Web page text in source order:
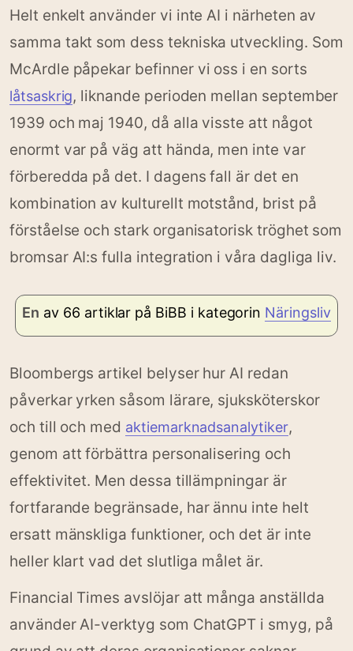
Helt enkelt använder vi inte AI i närheten av
samma takt som dess tekniska utveckling. Som
McArdle påpekar befinner vi oss i en sorts
låtsaskrig, liknande perioden mellan september
1939 och maj 1940, då alla visste att något
enormt var på väg att hända, men inte var
förberedda på det. I dagens fall är det en
kombination av kulturellt motstånd, brist på
förståelse och stark organisatorisk tröghet som
bromsar AI:s fulla integration i våra dagliga liv.
En av 66 artiklar på BiBB i kategorin Näringsliv
Bloombergs artikel belyser hur AI redan
påverkar yrken såsom lärare, sjuksköterskor
och till och med aktiemarknadsanalytiker,
genom att förbättra personalisering och
effektivitet. Men dessa tillämpningar är
fortfarande begränsade, har ännu inte helt
ersatt mänskliga funktioner, och det är inte
heller klart vad det slutliga målet är.
Financial Times avslöjar att många anställda
använder AI-verktyg som ChatGPT i smyg, på